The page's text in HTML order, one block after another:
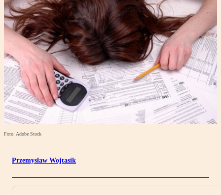
Foto: Adobe Stock
Przemysław Wojtasik